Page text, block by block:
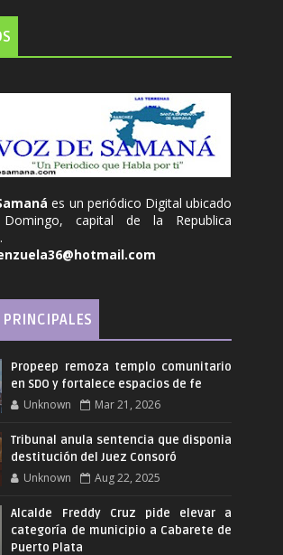
es un periódico Digital ubicado
capital de la Republica
Propeep remoza templo comunitario
en SDO y fortalece espacios de fe
Unknown Mar 21, 2026
Tribunal anula sentencia que disponia
destitución del Juez Consoró
Unknown Aug 22, 2025
Alcalde Freddy Cruz pide elevar a
categoría de municipio a Cabarete de
Puerto Plata